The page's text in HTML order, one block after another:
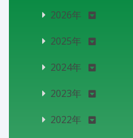
2026年
2025年
2024年
2023年
2022年